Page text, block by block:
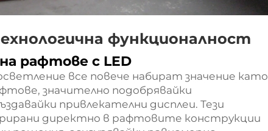
функционалност
рафтове с LED
все повече набират значение като
значително подобрявайки
привлекателни дисплеи. Тези
директно в рафтовите конструкции